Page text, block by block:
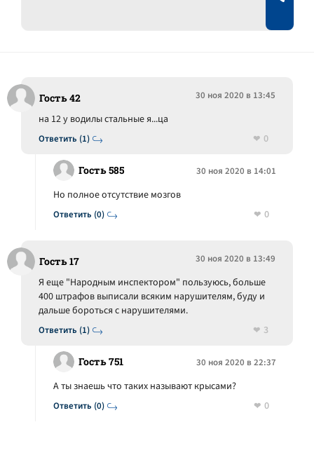
Гость 42 30 ноя 2020 в 13:45
Ответить (1)
на 12 у водилы стальные я...ца
0
Гость 585 30 ноя 2020 в 14:01
Ответить (0)
Но полное отсутствие мозгов
0
Гость 17 30 ноя 2020 в 13:49
Ответить (1)
Я еще "Народным инспектором" пользуюсь, больше
400 штрафов выписали всяким нарушителям, буду и
дальше бороться с нарушителями.
3
Гость 751 30 ноя 2020 в 22:37
Ответить (0)
А ты знаешь что таких называют крысами?
0